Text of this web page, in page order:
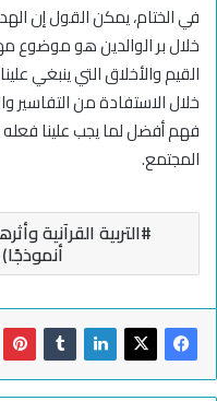
في الختام، يمكن القول إن
خلال بر الوالدين هو
القيم والأخلاق التي ينبغي
خلال الاستفادة من التفاسير
فهم أفضل لما يجب علينا فعله
المجتمع.
التربية القرآنية